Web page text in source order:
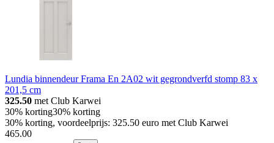
Lundia binnendeur Frama En 2A02 wit gegrondverfd stomp 83 x
201,5 cm
325.50 met Club Karwei
30% korting30% korting
30% korting, voordeelprijs: 325.50 euro met Club Karwei
465.00